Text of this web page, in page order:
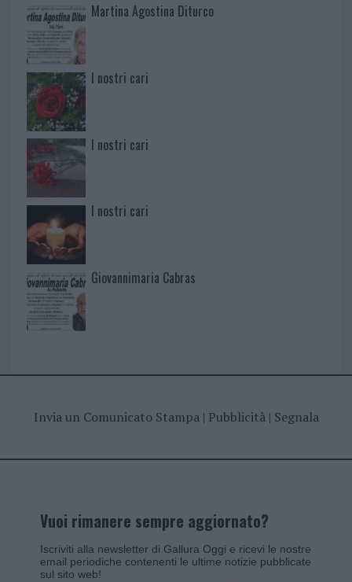
Martina Agostina Diturco
I nostri cari
I nostri cari
I nostri cari
Giovannimaria Cabras
Invia un Comunicato Stampa| Pubblicità| Segnala
Vuoi rimanere sempre aggiornato?
Iscriviti alla newsletter di Gallura Oggi e ricevi le nostre
email periodiche contenenti le ultime notizie pubblicate
sul sito web!